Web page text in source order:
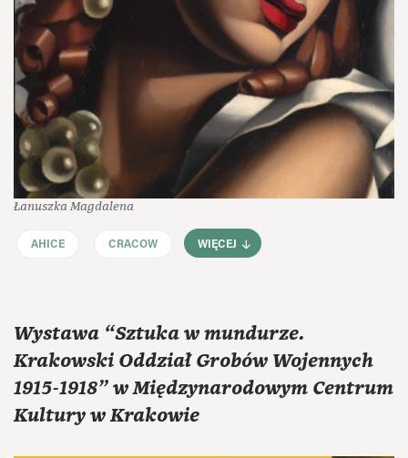
Łanuszka Magdalena
AHICE CRACOW WIĘCEJ
Wystawa “Sztuka w mundurze.
Krakowski Oddział Grobów Wojennych
1915-1918” w Międzynarodowym Centrum
Kultury w Krakowie